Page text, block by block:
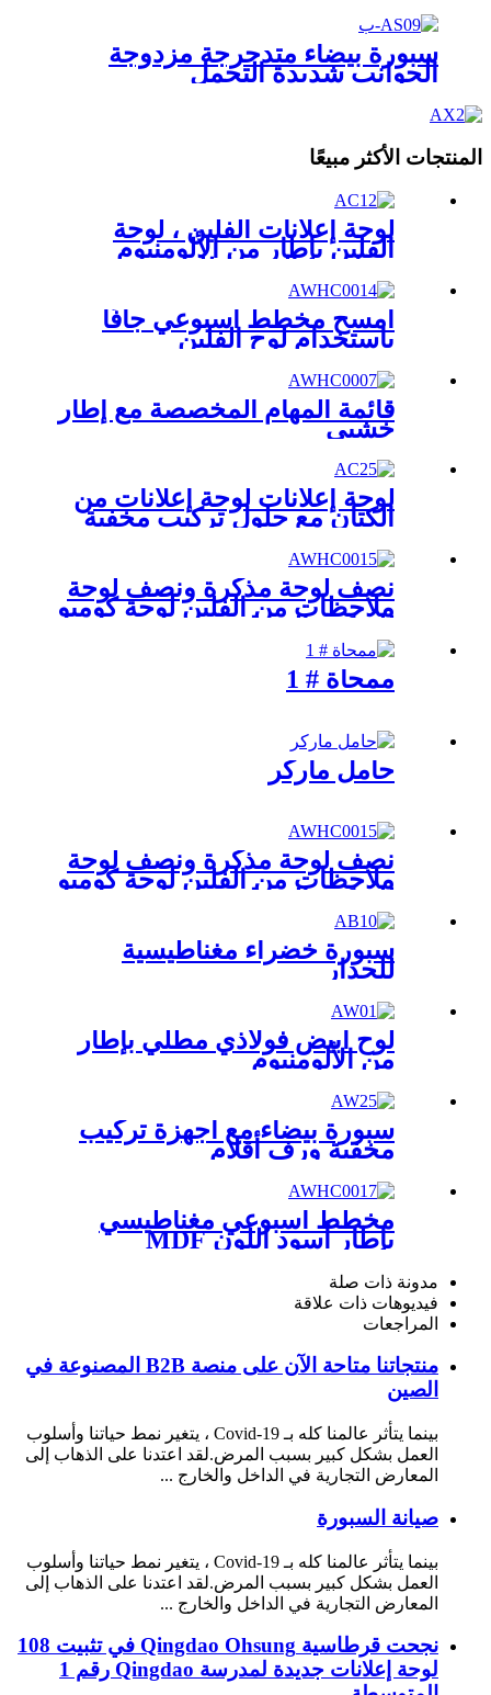
سبورة بيضاء متدحرجة مزدوجة
الجوانب شديدة التحمل
المنتجات الأكثر مبيعًا
لوحة إعلانات الفلين ، لوحة
الفلين بإطار من الألومنيوم
ودبابيس الضغط للعرض
امسح مخطط أسبوعي جافًا
باستخدام لوح الفلين
قائمة المهام المخصصة مع إطار
خشبي
لوحة إعلانات لوحة إعلانات من
الكتان مع حلول تركيب مخفية
نصف لوحة مذكرة ونصف لوحة
ملاحظات من الفلين لوحة كومبو
ممحاة # 1
حامل ماركر
نصف لوحة مذكرة ونصف لوحة
ملاحظات من الفلين لوحة كومبو
للديكور المنزلي
سبورة خضراء مغناطيسية
للجدار
لوح أبيض فولاذي مطلي بإطار
من الألومنيوم
سبورة بيضاء مع أجهزة تركيب
مخفية ورف أقلام
مخطط أسبوعي مغناطيسي
بإطار أسود اللون MDF
مدونة ذات صلة
فيديوهات ذات علاقة
المراجعات
منتجاتنا متاحة الآن على منصة B2B المصنوعة في
الصين
بينما يتأثر عالمنا كله بـ Covid-19 ، يتغير نمط حياتنا وأسلوب
العمل بشكل كبير بسبب المرض.لقد اعتدنا على الذهاب إلى
المعارض التجارية في الداخل والخارج ...
صيانة السبورة
بينما يتأثر عالمنا كله بـ Covid-19 ، يتغير نمط حياتنا وأسلوب
العمل بشكل كبير بسبب المرض.لقد اعتدنا على الذهاب إلى
المعارض التجارية في الداخل والخارج ...
نجحت قرطاسية Qingdao Ohsung في تثبيت 108
لوحة إعلانات جديدة لمدرسة Qingdao رقم 1